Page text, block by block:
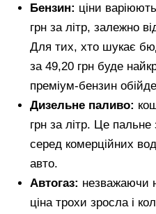
Бензин: ціни
грн за літр, залежно
Для тих, хто шукає
за 49,20 грн буде
преміум-бензин
Дизельне паливо:
грн за літр. Це
серед комерційних
авто.
Автогаз: незважаючи
ціна трохи зросла і